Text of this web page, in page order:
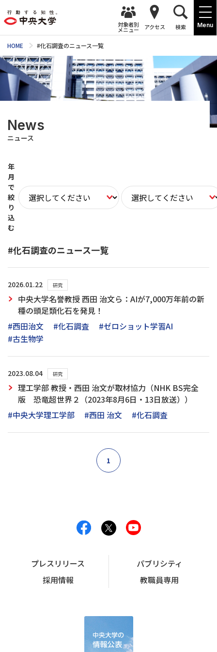
Menu
対象者別
メニュー アクセス 検索
HOME #化石調査のニュース一覧
News
ニュース
年
月
で
絞
り
込
む
#化石調査のニュース一覧
2026.01.22 研究
中央大学名誉教授 西田 治文ら：AIが7,000万年前の新
種の頭足類化石を発見！
#西田治文
#化石調査
#ゼロショット学習AI
#古生物学
2023.08.04 研究
理工学部 教授・西田 治文が取材協力（NHK BS完全
版 恐竜超世界２（2023年8月6日・13日放送））
#中央大学理工学部
#西田 治文 #化石調査
1
プレスリリース
パブリシティ
採用情報
教職員専用